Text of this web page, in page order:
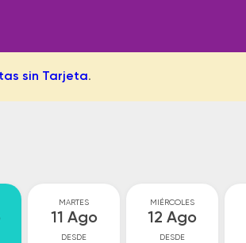
sin Tarjeta.
MARTES
11 Ago
DESDE
MIÉRCOLES
12 Ago
DESDE